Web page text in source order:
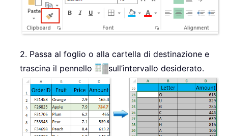
2. Passa al foglio o alla cartella di destinazione e
trascina il pennello
sull’intervallo desiderato.